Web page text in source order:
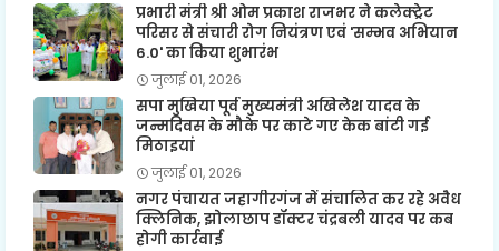
प्रभारी मंत्री श्री ओम प्रकाश राजभर ने कलेक्ट्रेट
परिसर से संचारी रोग नियंत्रण एवं 'सम्भव अभियान
6.0' का किया शुभारंभ
जुलाई 01, 2026
सपा मुखिया पूर्व मुख्यमंत्री अखिलेश यादव के
जन्मदिवस के मौके पर काटे गए केक बांटी गई
मिठाइयां
जुलाई 01, 2026
नगर पंचायत जहागीरगंज में संचालित कर रहे अवैध
क्लिनिक, झोलाछाप डॉक्टर चंद्रबली यादव पर कब
होगी कार्रवाई